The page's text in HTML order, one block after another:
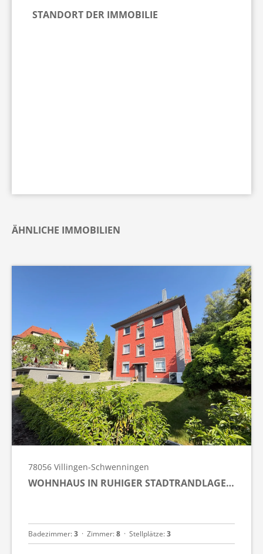
STANDORT DER IMMOBILIE
ÄHNLICHE IMMOBILIEN
78056 Villingen-Schwenningen
WOHNHAUS IN RUHIGER STADTRANDLAGE…
Badezimmer:3 · Zimmer:8 · Stellplätze:3